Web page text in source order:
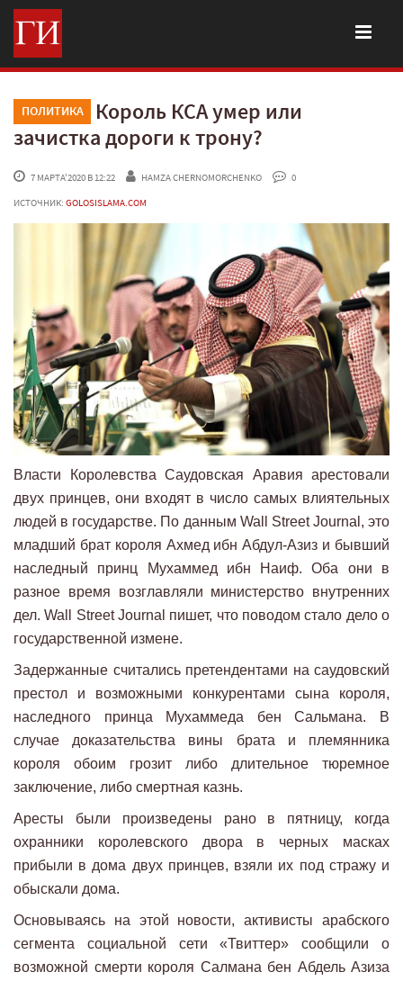
ПОЛИТИКА
Король КСА умер или
зачистка дороги к трону?
7 МАРТА'2020 В 12:22 HAMZA CHERNOMORCHENKO
0
ИСТОЧНИК: GOLOSISLAMA.COM
Власти Королевства Саудовская Аравия арестовали
двух принцев, они входят в число самых влиятельных
людей в государстве. По данным Wall Street Journal, это
младший брат короля Ахмед ибн Абдул-Азиз и бывший
наследный принц Мухаммед ибн Наиф. Оба они в
разное время возглавляли министерство внутренних
дел. Wall Street Journal пишет, что поводом стало дело о
государственной измене.
Задержанные считались претендентами на саудовский
престол и возможными конкурентами сына короля,
наследного принца Мухаммеда бен Сальмана. В
случае доказательства вины брата и племянника
короля обоим грозит либо длительное тюремное
заключение, либо смертная казнь.
Аресты были произведены рано в пятницу, когда
охранники королевского двора в черных масках
прибыли в дома двух принцев, взяли их под стражу и
обыскали дома.
Основываясь на этой новости, активисты арабского
сегмента социальной сети «Твиттер» сообщили о
возможной смерти короля Салмана бен Абдель Азиза